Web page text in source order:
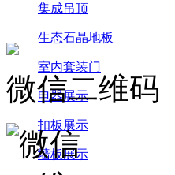
集成吊顶
生态石晶地板
室内套装门
电器展示
扣板展示
墙板展示
微信二维码